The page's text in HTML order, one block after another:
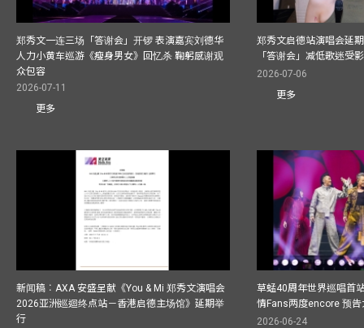
郑秀文一连三场「答谢会」开锣 表演嘉宾刘德华
人力小黄车巡游《瘦身男女》回忆杀 鞠躬感谢观
众包容
2026-07-11
更多
郑秀文启德站演唱会延
「答谢会」减低歌迷受
2026-07-06
更多
新闻稿︰AXA 安盛呈献《You & Mi 郑秀文演唱会
2026亚洲巡迴终点站－香港启德主场馆》延期举
行
草蜢40周年世界巡唱首
情Fans两度encore 预
2026-06-24